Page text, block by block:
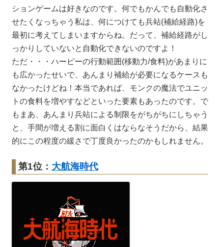
ションゲームは好きなのです。何でもかんでも自動化さ
せたくなっちゃう私は、何につけても兵站(補給経路)を
最初に考えてしまいますからね。だって、補給経路がし
っかりしていないと自動化できないのですよ！
ただ・・・ハーピーの行動範囲(移動力/食料)があまりに
も広かったせいで、あんまり補給が必要になるケースも
なかったけどね！本当であれば、モンクの魔法でユニッ
トの食料を増やすなどといった要素もあったのです。で
もまあ、あんまり兵站による制限をがちがちにしちゃう
と、手間が増える割に面白くはならなそうだから、結果
的にこの程度の緩さで丁度良かったのかもしれません。
第1位： 大航海時代